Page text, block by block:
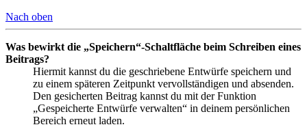
Nach oben
Was bewirkt die „Speichern“-Schaltfläche beim Schreiben eines
Beitrags?
Hiermit kannst du die geschriebene Entwürfe speichern und
zu einem späteren Zeitpunkt vervollständigen und absenden.
Den gesicherten Beitrag kannst du mit der Funktion
„Gespeicherte Entwürfe verwalten“ in deinem persönlichen
Bereich erneut laden.